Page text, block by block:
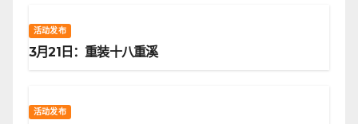
活动发布
3月21日：重装十八重溪
活动发布